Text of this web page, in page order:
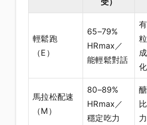
輕鬆跑
（E）
65–79%
HRmax／
能輕鬆對話
化
馬拉松配速
（M）
80–89%
HRmax／
穩定吃力
力